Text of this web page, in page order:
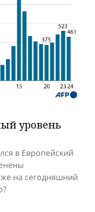
уровень
в Европейский
на сегодняшний